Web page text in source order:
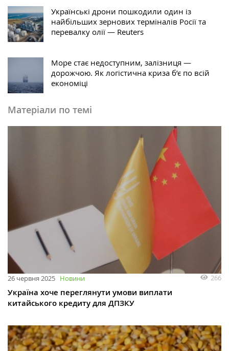
Українські дрони пошкодили один із
найбільших зернових терміналів Росії та
перевалку олії — Reuters
Море стає недоступним, залізниця —
дорожчою. Як логістична криза б’є по всій
економіці
Матеріали по темі
26 червня 2025 Новини 266
Україна хоче переглянути умови виплати
китайського кредиту для ДПЗКУ